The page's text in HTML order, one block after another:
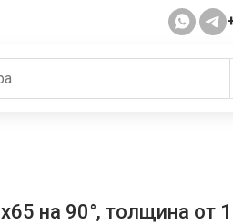
на 90°, толщина от